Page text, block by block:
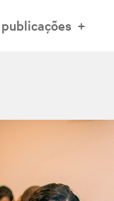
publicações